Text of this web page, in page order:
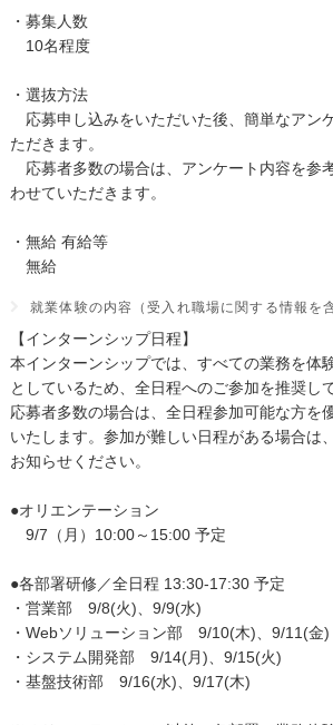
・募集人数
10名程度
・選抜方法
応募申し込みをいただいた後、簡単なアン
ただきます。
応募者多数の場合は、アンケート内容を参
わせていただきます。
・無給 有給等
無給
就業体験の内容（受入れ職場に関する情報を
【インターンシップ日程】
本インターンシップでは、すべての業務を体
としているため、全日程へのご参加を推奨し
応募者多数の場合は、全日程参加可能な方を
いたします。参加が難しい日程がある場合は
お知らせください。
●オリエンテーション
9/7（月）10:00～15:00 予定
●各部署研修／全日程 13:30-17:30 予定
・営業部 9/8(火)、9/9(水)
・Webソリューション部 9/10(木)、9/11(金)
・システム開発部 9/14(月)、9/15(火)
・基盤技術部 9/16(水)、9/17(木)